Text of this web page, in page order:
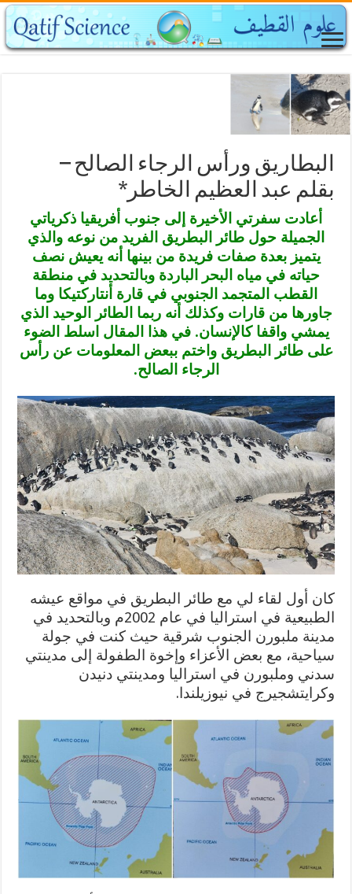
البطاريق ورأس الرجاء الصالح –
بقلم عبد العظيم الخاطر*
أعادت سفرتي الأخيرة إلى جنوب أفريقيا ذكرياتي
الجميلة حول طائر البطريق الفريد من نوعه والذي
يتميز بعدة صفات فريدة من بينها أنه يعيش نصف
حياته في مياه البحر الباردة وبالتحديد في منطقة
القطب المتجمد الجنوبي في قارة أنتاركتيكا وما
جاورها من قارات وكذلك أنه ربما الطائر الوحيد الذي
يمشي واقفا كالإنسان. في هذا المقال اسلط الضوء
على طائر البطريق واختم ببعض المعلومات عن رأس
الرجاء الصالح.
كان أول لقاء لي مع طائر البطريق في مواقع عيشه
الطبيعية في استراليا في عام 2002م وبالتحديد في
مدينة ملبورن الجنوب شرقية حيث كنت في جولة
سياحية، مع بعض الأعزاء وإخوة الطفولة إلى مدينتي
سدني وملبورن في استراليا ومدينتي دنيدن
وكرايتشجيرج في نيوزيلندا.